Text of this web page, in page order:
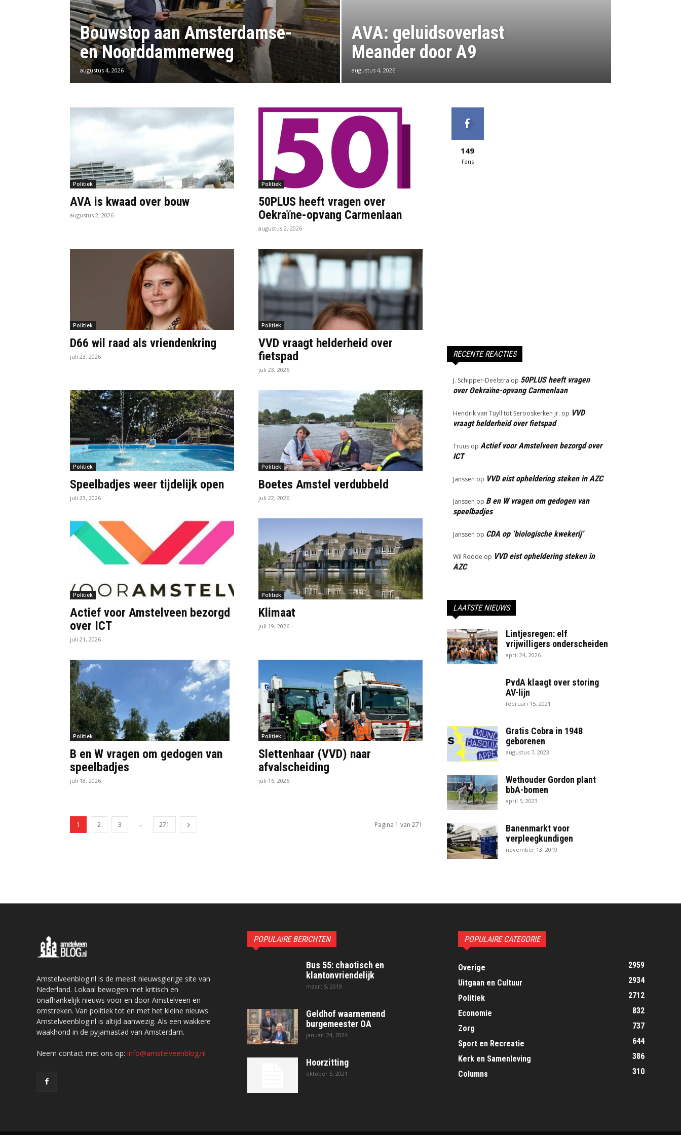
Bouwstop aan Amsterdamse-
en Noorddammerweg
augustus 4, 2026
AVA: geluidsoverlast
Meander door A9
augustus 4, 2026
Politiek
AVA is kwaad over bouw
augustus 2, 2026
Politiek
50PLUS heeft vragen over
Oekraïne-opvang Carmenlaan
augustus 2, 2026
Politiek
D66 wil raad als vriendenkring
juli 23, 2026
Politiek
VVD vraagt helderheid over
fietspad
juli 23, 2026
Politiek
Speelbadjes weer tijdelijk open
juli 23, 2026
Politiek
Boetes Amstel verdubbeld
juli 22, 2026
Politiek
Actief voor Amstelveen bezorgd
over ICT
juli 21, 2026
Politiek
Klimaat
juli 19, 2026
Politiek
B en W vragen om gedogen van
speelbadjes
juli 18, 2026
Politiek
Slettenhaar (VVD) naar
afvalscheiding
juli 16, 2026
1 2 3 ... 271 Pagina 1 van 271
149
Fans
RECENTE REACTIES
J. Schipper-Deelstra op 50PLUS heeft vragen
over Oekraïne-opvang Carmenlaan
Hendrik van Tuyll tot Serooskerken jr. op VVD
vraagt helderheid over fietspad
Truus op Actief voor Amstelveen bezorgd over
ICT
Janssen op VVD eist opheldering steken in AZC
Janssen op B en W vragen om gedogen van
speelbadjes
Janssen op CDA op ‘biologische kwekerij’
Wil Roode op VVD eist opheldering steken in
AZC
LAATSTE NIEUWS
Lintjesregen: elf
vrijwilligers onderscheiden
april 24, 2026
PvdA klaagt over storing
AV-lijn
februari 15, 2021
Gratis Cobra in 1948
geborenen
augustus 7, 2023
Wethouder Gordon plant
bbA-bomen
april 5, 2023
Banenmarkt voor
verpleegkundigen
november 13, 2019
Amstelveenblog.nl is de meest nieuwsgierige site van
Nederland. Lokaal bewogen met kritisch en
onafhankelijk nieuws voor en door Amstelveen en
omstreken. Van politiek tot en met het kleine nieuws.
Amstelveenblog.nl is altijd aanwezig. Als een wakkere
waakhond in de pyjamastad van Amsterdam.
Neem contact met ons op: info@amstelveenblog.nl
POPULAIRE BERICHTEN
Bus 55: chaotisch en
klantonvriendelijk
maart 5, 2019
Geldhof waarnemend
burgemeester OA
januari 24, 2024
Hoorzitting
oktober 5, 2021
POPULAIRE CATEGORIE
Overige
2959
Uitgaan en Cultuur
2934
Politiek
2712
Economie
832
Zorg
737
Sport en Recreatie
644
Kerk en Samenleving
386
Columns
310